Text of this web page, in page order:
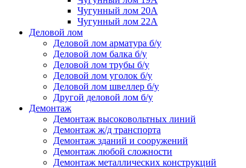
Чугунный лом 20А
Чугунный лом 22А
Деловой лом
Деловой лом арматура б/у
Деловой лом балка б/у
Деловой лом трубы б/у
Деловой лом уголок б/у
Деловой лом швеллер б/у
Другой деловой лом б/у
Демонтаж
Демонтаж высоковольтных линий
Демонтаж ж/д транспорта
Демонтаж зданий и сооружений
Демонтаж любой сложности
Демонтаж металлических конструкций